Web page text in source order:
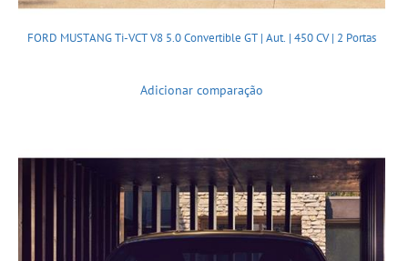
FORD MUSTANG Ti-VCT V8 5.0 Convertible GT | Aut. | 450 CV | 2 Portas
Adicionar comparação